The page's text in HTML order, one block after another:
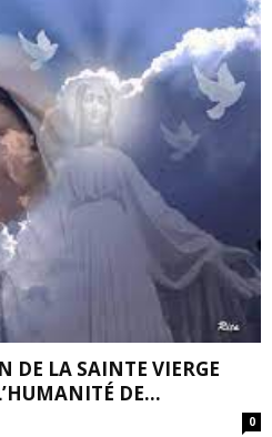
DE LA SAINTE VIERGE
DE...
0